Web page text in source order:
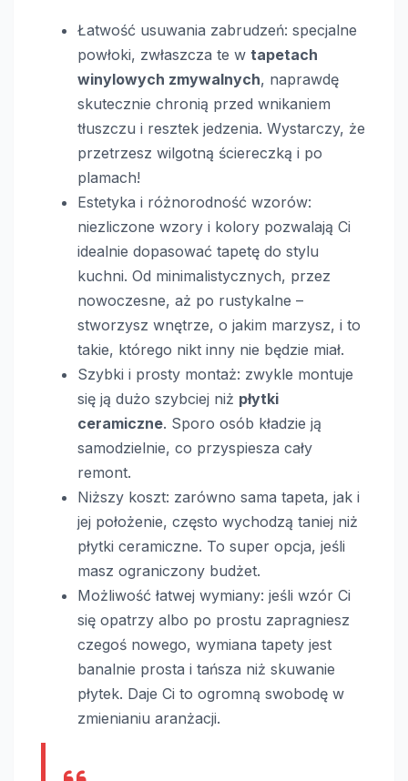
Łatwość usuwania zabrudzeń: specjalne
powłoki, zwłaszcza te w tapetach
winylowych zmywalnych, naprawdę
skutecznie chronią przed wnikaniem
tłuszczu i resztek jedzenia. Wystarczy, że
przetrzesz wilgotną ściereczką i po
plamach!
Estetyka i różnorodność wzorów:
niezliczone wzory i kolory pozwalają Ci
idealnie dopasować tapetę do stylu
kuchni. Od minimalistycznych, przez
nowoczesne, aż po rustykalne –
stworzysz wnętrze, o jakim marzysz, i to
takie, którego nikt inny nie będzie miał.
Szybki i prosty montaż: zwykle montuje
się ją dużo szybciej niż płytki
ceramiczne. Sporo osób kładzie ją
samodzielnie, co przyspiesza cały
remont.
Niższy koszt: zarówno sama tapeta, jak i
jej położenie, często wychodzą taniej niż
płytki ceramiczne. To super opcja, jeśli
masz ograniczony budżet.
Możliwość łatwej wymiany: jeśli wzór Ci
się opatrzy albo po prostu zapragniesz
czegoś nowego, wymiana tapety jest
banalnie prosta i tańsza niż skuwanie
płytek. Daje Ci to ogromną swobodę w
zmienianiu aranżacji.